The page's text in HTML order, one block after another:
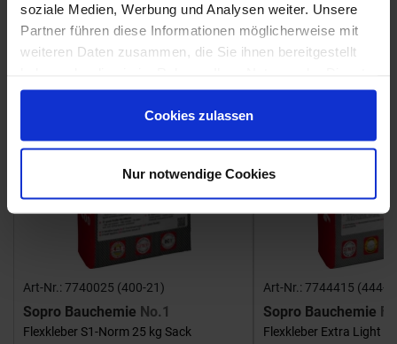
soziale Medien, Werbung und Analysen weiter. Unsere
Partner führen diese Informationen möglicherweise mit
weiteren Daten zusammen, die Sie ihnen bereitgestellt
gesammelt haben.
Cookies zulassen
Nur notwendige Cookies
Showroom
Art-Nr.: 7740025 (400-21)
Sopro Bauchemie No.1
Flexkleber S1-Norm 25 kg Sack
Showroom
Art-Nr.: 7744415 (444-
Sopro Bauchemie
Flexkleber Extra Light